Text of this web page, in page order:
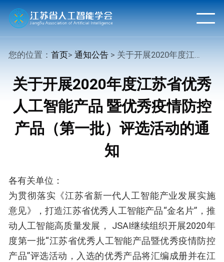
您的位置：首页>通知公告 > 关于开展2020年度江苏省优秀人工智能产品 暨优秀疫情防控产品（第一批）评选活动的通知
关于开展2020年度江苏省优秀
人工智能产品 暨优秀疫情防控
产品（第一批）评选活动的通
知
各有关单位：
为贯彻落实《江苏省新一代人工智能产业发展实施
意见》，打造江苏省优秀人工智能产品“金名片”，推
动人工智能高质量发展， JSAI继续组织开展2020年
度第一批“江苏省优秀人工智能产品暨优秀疫情防控
产品”评选活动，入选的优秀产品将汇编成册并在江